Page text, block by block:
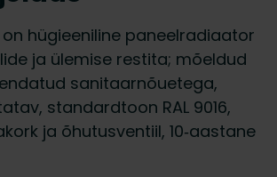
on hügieeniline paneelradiaator
ja ülemise restita; mõeldud
sanitaar­nõuetega,
standardtoon RAL 9016,
ja õhutusventiil, 10‑aastane